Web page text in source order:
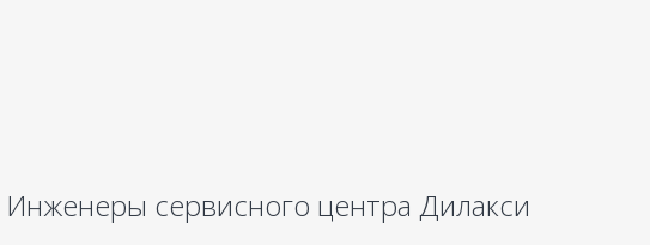
Инженеры сервисного центра Дилакси